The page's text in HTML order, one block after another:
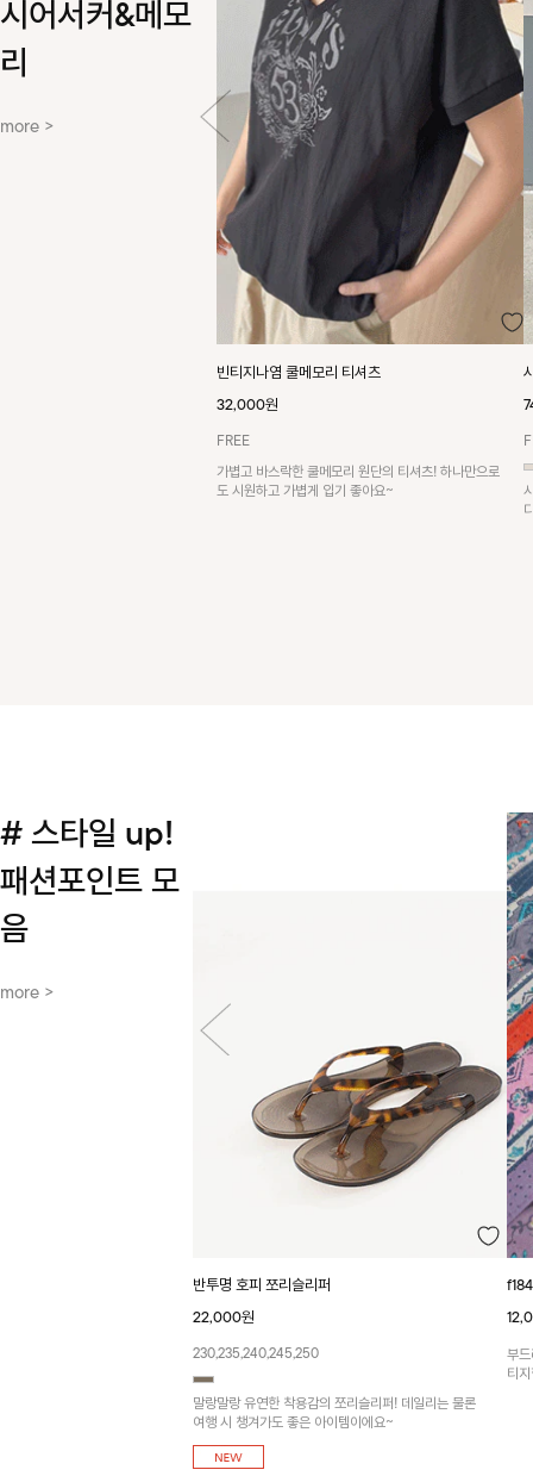
시어서커&메모
리
more >
빈티지나염 쿨메모리 티셔츠
32,000원
FREE
가볍고 바스락한 쿨메모리 원단의 티셔츠! 하나만으로
도 시원하고 가볍게 입기 좋아요~
# 스타일 up!
패션포인트 모
음
more >
반투명 호피 쪼리슬리퍼
22,000원
230,235,240,245,250
말랑말랑 유연한 착용감의 쪼리슬리퍼! 데일리는 물론
여행 시 챙겨가도 좋은 아이템이에요~
부
티